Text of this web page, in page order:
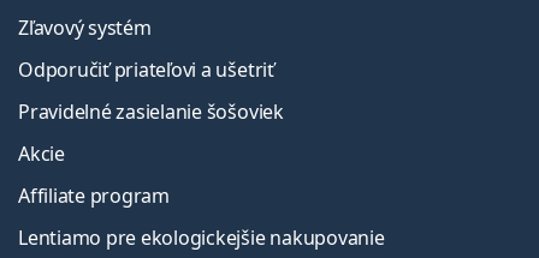
Zľavový systém
Odporučiť priateľovi a ušetriť
Pravidelné zasielanie šošoviek
Akcie
Affiliate program
Lentiamo pre ekologickejšie nakupovanie